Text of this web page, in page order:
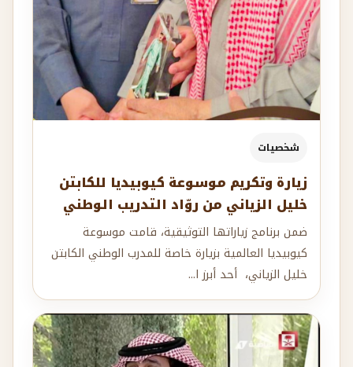
شخصيات
زيارة وتكريم موسوعة كيوبيديا للكابتن
خليل الزياني من روّاد التدريب الوطني
ضمن برنامج زياراتها التوثيقية، قامت موسوعة
كيوبيديا العالمية بزيارة خاصة للمدرب الوطني الكابتن
خليل الزياني، أحد أبرز ا...